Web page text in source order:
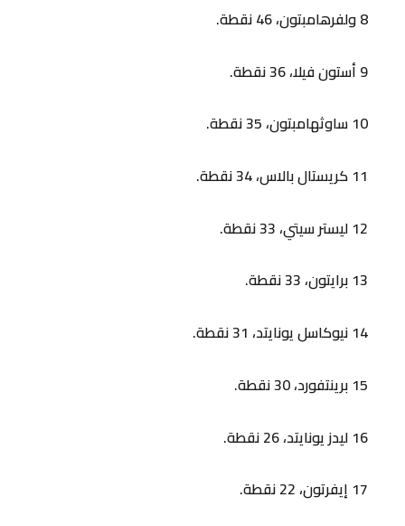
8 ولفرهامبتون، 46 نقطة.
9 أستون فيلا، 36 نقطة.
10 ساوثهامبتون، 35 نقطة.
11 كريستال بالاس، 34 نقطة.
12 ليستر سيتي، 33 نقطة.
13 برايتون، 33 نقطة.
14 نيوكاسل يونايتد، 31 نقطة.
15 برينتفورد، 30 نقطة.
16 ليدز يونايتد، 26 نقطة.
17 إيفرتون، 22 نقطة.